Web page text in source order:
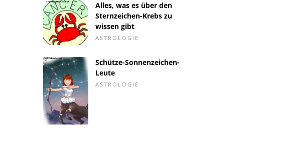
Alles, was es über den
Sternzeichen-Krebs zu
wissen gibt
ASTROLOGIE
Schütze-Sonnenzeichen-
Leute
ASTROLOGIE